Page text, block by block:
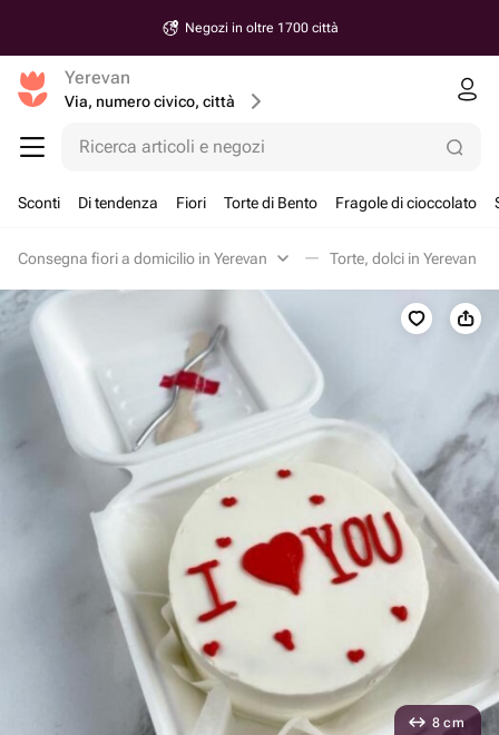
Consegna a partire da 30 minuti
Yerevan
Via, numero civico, città
Ricerca articoli e negozi
Sconti Di tendenza Fiori Torte di Bento Fragole di cioccolato
Consegna fiori a domicilio in Yerevan Torte, dolci in Yerevan
8 cm